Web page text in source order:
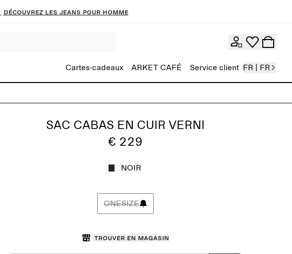
Découvrez les jeans pour homme
Cartes-cadeaux ARKET CAFÉ Service client FR | FR
SAC CABAS EN CUIR VERNI
€ 229
NOIR
ONESIZE
Trouver en magasin